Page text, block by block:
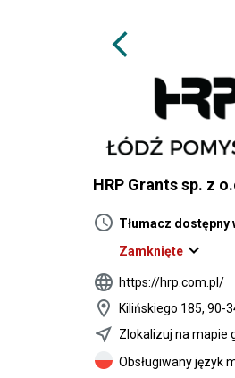
arrow_back_ios
HRP Grants sp. z
schedule Tłumacz dostępny
Zamknięte expand_more
language https://hrp.com.pl/
location_on Kilińskiego 185, 90-
near_me Zlokalizuj na mapie
Obsługiwany język